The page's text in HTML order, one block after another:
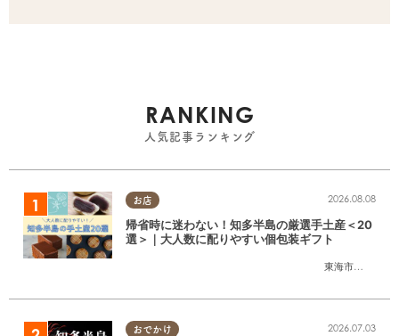
RANKING
人気記事ランキング
お店
東海市
,大府市
2026.08.08
帰省時に迷わない！知多半島の厳選手土産＜20
選＞｜大人数に配りやすい個包装ギフト
おでかけ 2026.07.03